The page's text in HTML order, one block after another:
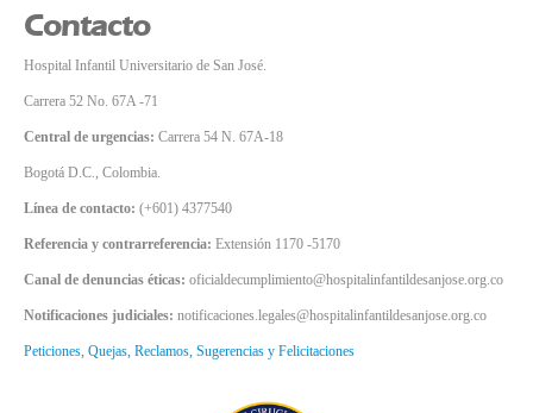
Contacto
Hospital Infantil Universitario de San José.
Carrera 52 No. 67A -71
Central de urgencias: Carrera 54 N. 67A-18
Bogotá D.C., Colombia.
Línea de contacto: (+601) 4377540
Referencia y contrarreferencia: Extensión 1170 -5170
Canal de denuncias éticas: oficialdecumplimiento@hospitalinfantildesanjose.org.co
Notificaciones judiciales: notificaciones.legales@hospitalinfantildesanjose.org.co
Peticiones, Quejas, Reclamos, Sugerencias y Felicitaciones